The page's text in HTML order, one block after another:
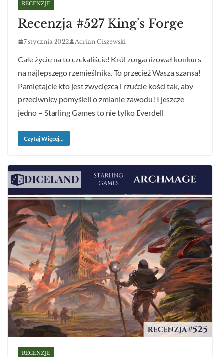
RECENZJE
Recenzja #527 King’s Forge
7 stycznia 2022 Adrian Ciszewski
Całe życie na to czekaliście! Król zorganizował konkurs
na najlepszego rzemieślnika. To przecież Wasza szansa!
Pamiętajcie kto jest zwycięzcą i rzućcie kości tak, aby
przeciwnicy pomyśleli o zmianie zawodu! I jeszcze
jedno – Starling Games to nie tylko Everdell!
Czytaj Więcej...
RECENZJE